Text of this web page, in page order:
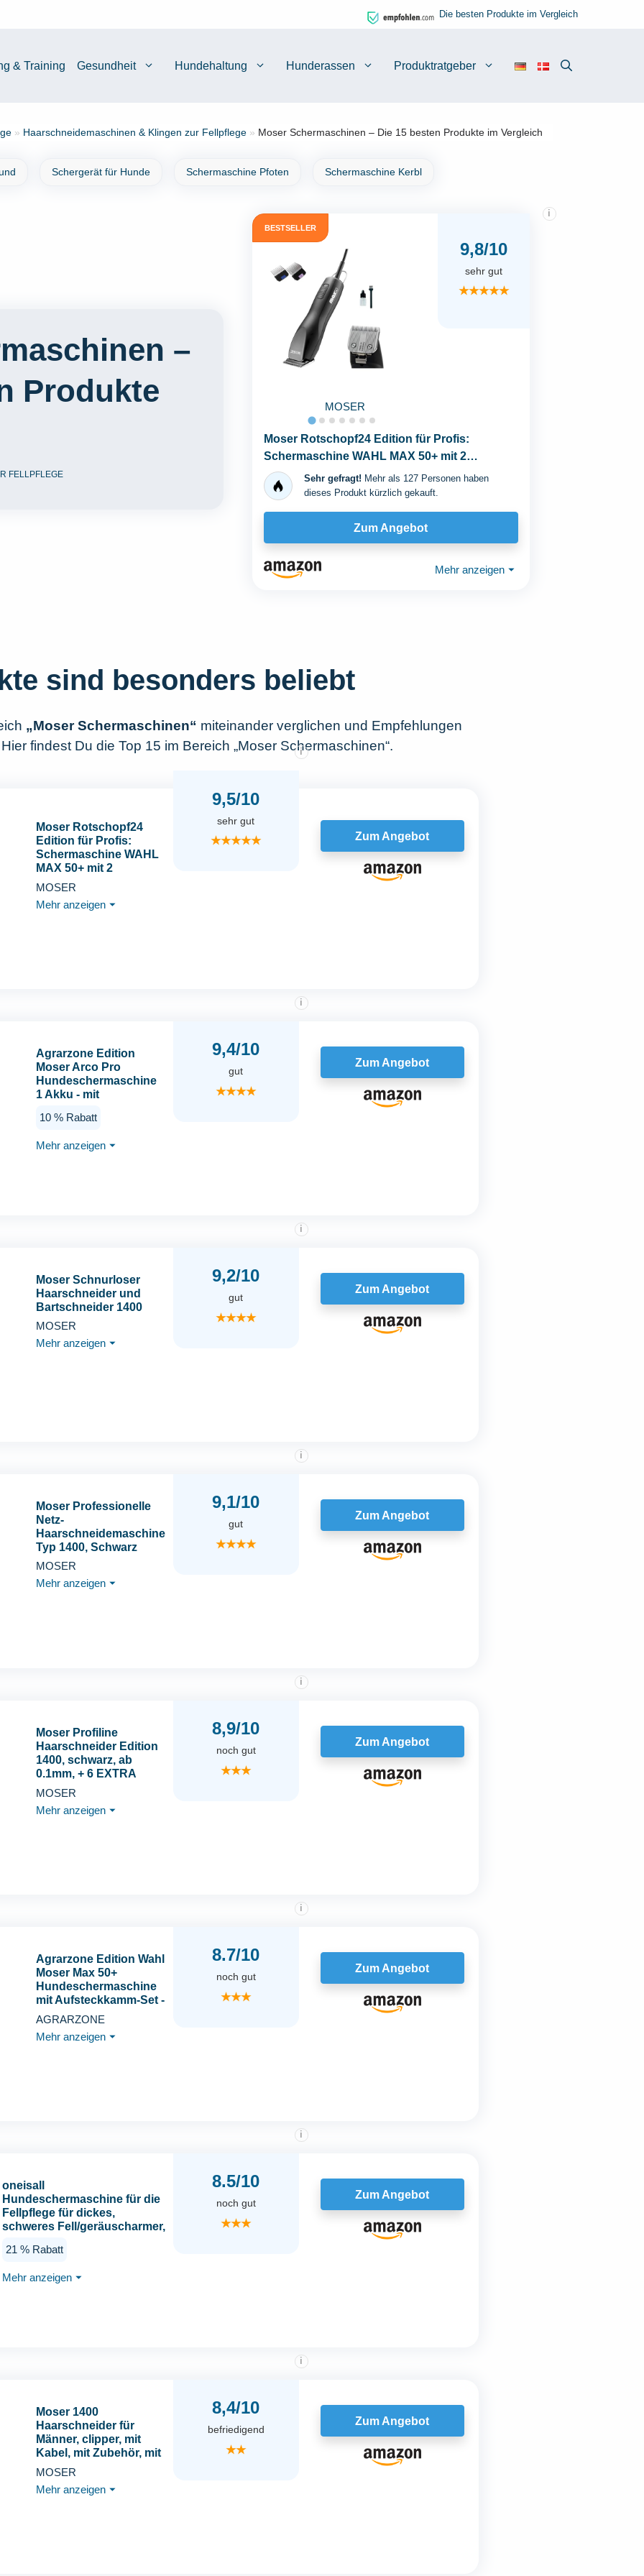
Die besten Produkte im Vergleich
& Training Gesundheit Hundehaltung Hunderassen Produktratgeber
» Haarschneidemaschinen & Klingen zur Fellpflege » Moser Schermaschinen – Die 15 besten Produkte im Vergleich
Schergerät für Hunde Schermaschine Pfoten Schermaschine Kerbl
–
Produkte
FELLPFLEGE
BESTSELLER
MOSER
9,8/10
i
sehr gut
★★★★★
Moser Rotschopf24 Edition für Profis:
Schermaschine WAHL MAX 50+ mit 2
Metallaufsteckkämmen und...
Sehr gefragt! Mehr als 127 Personen haben
dieses Produkt kürzlich gekauft.
Zum Angebot
Mehr anzeigen ⏷
sind besonders beliebt
„Moser Schermaschinen“ miteinander verglichen und Empfehlungen
findest Du die Top 15 im Bereich „Moser Schermaschinen“.
Moser Rotschopf24
Edition für Profis:
Schermaschine WAHL
MAX 50+ mit 2
Metallaufsteckkämmen
und Rotschopf24
Tasche. Besser als
MOSER
Mehr anzeigen ⏷
9,5/10
i
sehr gut
★★★★★ Zum Angebot
Agrarzone Edition
Moser Arco Pro
Hundeschermaschine
1 Akku - mit
Schermaschine Hund
Leistung - Rasierer,
10 % Rabatt
Mehr anzeigen ⏷
9,4/10
i
gut
★★★★
Zum Angebot
Moser Schnurloser
Haarschneider und
Bartschneider 1400
MOSER
Mehr anzeigen ⏷
9,2/10
i
gut
★★★★
Zum Angebot
Moser Professionelle
Netz-
Haarschneidemaschine
Typ 1400, Schwarz
MOSER
Mehr anzeigen ⏷
9,1/10
i
gut
★★★★
Zum Angebot
Moser Profiline
Haarschneider Edition
1400, schwarz, ab
0.1mm, + 6 EXTRA
Aufsteckkämme (1881-
7170) von 3mm - 25mm.
MOSER
Mehr anzeigen ⏷
8,9/10
i
noch gut
★★★
Zum Angebot
Agrarzone Edition Wahl
Moser Max 50+
Hundeschermaschine
mit Aufsteckkamm-Set -
Kraftvolle
Schermaschine Hund
Katze für verfilztes Fell
AGRARZONE
Mehr anzeigen ⏷
8.7/10
i
noch gut
★★★
Zum Angebot
oneisall
Hundeschermaschine für die
Fellpflege für dickes,
schweres Fell/geräuscharmer,
Haustierrasierer mit
Hunderasierer für Hunde
21 % Rabatt
Mehr anzeigen ⏷
8.5/10
i
noch gut
★★★
Zum Angebot
Moser 1400
Haarschneider für
Männer, clipper, mit
Kabel, mit Zubehör, mit
5 arretierbaren
Positionen (0,7 bis 3
mm), vier
MOSER
Mehr anzeigen ⏷
8,4/10
i
befriedigend
★★
Zum Angebot